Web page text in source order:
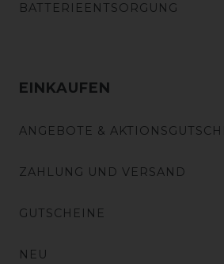
BATTERIEENTSORGUNG
EINKAUFEN
ANGEBOTE &
ZAHLUNG UND VERSAND
GUTSCHEINE
NEU